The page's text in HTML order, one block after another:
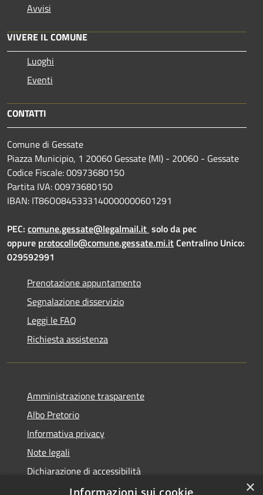
Avvisi
VIVERE IL COMUNE
Luoghi
Eventi
CONTATTI
Comune di Gessate
Piazza Municipio, 1 20060 Gessate (MI) - 20060 - Gessate
Codice Fiscale: 00973680150
Partita IVA: 00973680150
IBAN: IT86O0845333140000000601291
PEC: comune.gessate@legalmail.it solo da pec
oppure protocollo@comune.gessate.mi.itCentralino Unico:
029592991
Prenotazione appuntamento
Segnalazione disservizio
Leggi le FAQ
Richiesta assistenza
Amministrazione trasparente
Albo Pretorio
Informativa privacy
Note legali
Dichiarazione di accessibilità
Dichiarazione di accessibilità dal 2025
×
Informazioni sui cookie